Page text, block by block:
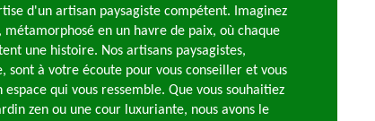
d'un artisan paysagiste compétent. Imaginez
en un havre de paix, où chaque
une histoire. Nos artisans paysagistes,
sont à votre écoute pour vous conseiller et vous
qui vous ressemble. Que vous souhaitiez
zen ou une cour luxuriante, nous avons le